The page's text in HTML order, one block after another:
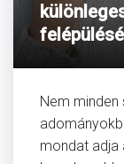
Nem
mondat adja